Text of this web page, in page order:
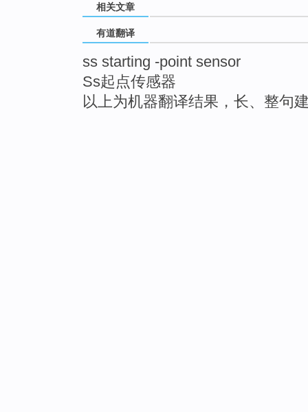
相关文章
有道翻译
ss starting -point sensor
Ss起点传感器
以上为机器翻译结果，长、整句